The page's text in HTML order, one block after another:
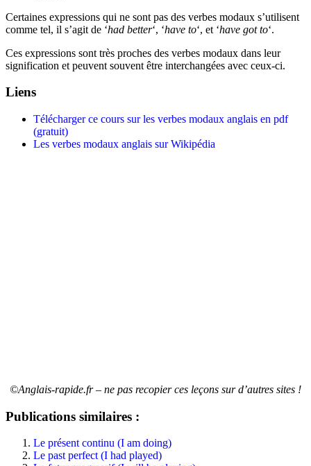
Certaines expressions qui ne sont pas des verbes modaux s’utilisent
comme tel, il s’agit de ‘had better‘, ‘have to‘, et ‘have got to‘.
Ces expressions sont très proches des verbes modaux dans leur
signification et peuvent souvent être interchangées avec ceux-ci.
Liens
Télécharger ce cours sur les verbes modaux anglais en pdf
(gratuit)
Les verbes modaux anglais sur Wikipédia
©Anglais-rapide.fr – ne pas recopier ces leçons sur d’autres sites !
Publications similaires :
Le présent continu (I am doing)
Le past perfect (I had played)